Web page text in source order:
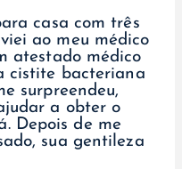
casa com três
ao meu médico
atestado médico
cistite bacteriana
surpreendeu,
a obter o
Depois de me
sua gentileza